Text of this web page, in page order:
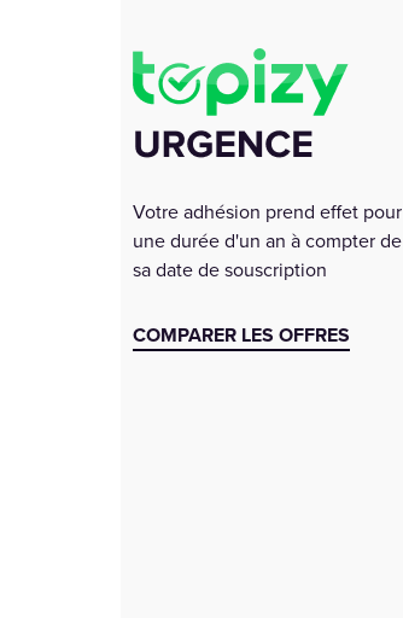
Votre adhésion prend effet pour
une durée d'un an à compter de
sa date de souscription
COMPARER LES OFFRES